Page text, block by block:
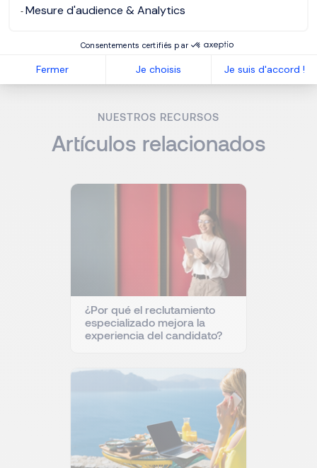
Mesure d'audience & Analytics
Consentements certifiés par
Fermer Je choisis Je suis d'accord !
el RPO?
NUESTROS RECURSOS
Artículos relacionados
¿Por qué el reclutamiento
especializado mejora la
experiencia del candidato?